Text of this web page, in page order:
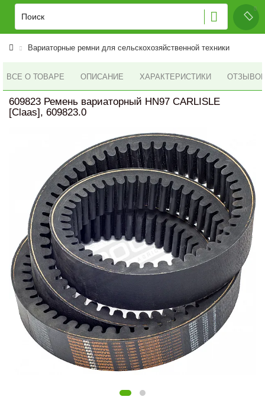
Вариаторные ремни для сельскохозяйственной техники
ВСЕ О ТОВАРЕ ОПИСАНИЕ ХАРАКТЕРИСТИКИ ОТЗЫВОВ
609823 Ремень вариаторный HN97 CARLISLE
[Claas], 609823.0